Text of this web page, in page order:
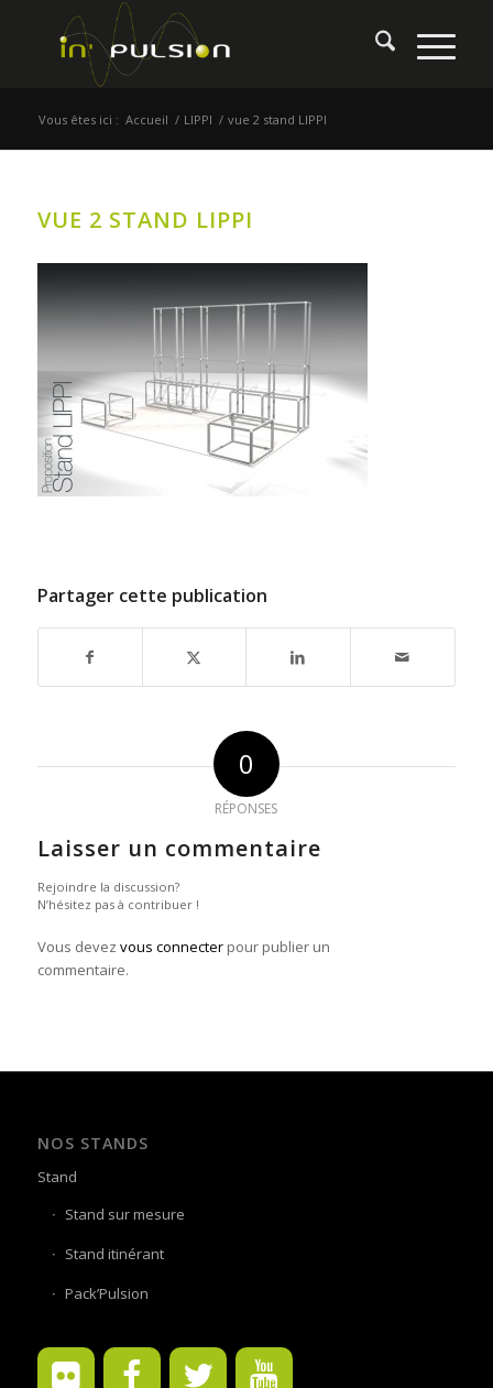
Vous êtes ici : Accueil / LIPPI / vue 2 stand LIPPI
VUE 2 STAND LIPPI
Partager cette publication
0
RÉPONSES
Laisser un commentaire
Rejoindre la discussion?
N’hésitez pas à contribuer !
Vous devez vous connecterpour publier un
commentaire.
NOS STANDS
Stand
Stand sur mesure
Stand itinérant
Pack’Pulsion